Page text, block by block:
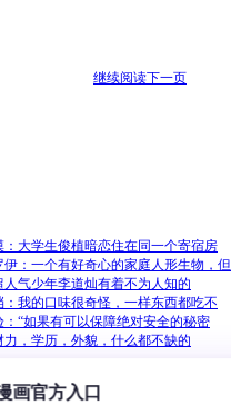
继续阅读下一页
：大学生俊植暗恋住在同一个寄宿房
伊：一个有好奇心的家庭人形生物，但
人气少年李道灿有着不为人知的
：我的口味很奇怪，一样东西都吃不
：“如果有可以保障绝对安全的秘密
力，学历，外貌，什么都不缺的
画官方入口